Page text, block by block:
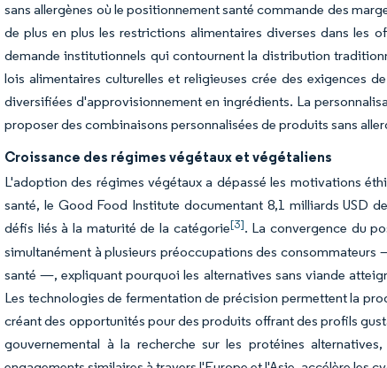
sans allergènes où le positionnement santé commande des
de plus en plus les restrictions alimentaires diverses dans les
demande institutionnels qui contournent la distribution
lois alimentaires culturelles et religieuses crée des exigences
diversifiées d'approvisionnement en ingrédients. La
proposer des combinaisons personnalisées de produits sans
Croissance des régimes végétaux et végétaliens
L'adoption des régimes végétaux a dépassé les motivations
santé, le Good Food Institute documentant 8,1 milliards USD
défis liés à la maturité de la catégorie[3]. La convergence du
simultanément à plusieurs préoccupations des
santé —, expliquant pourquoi les alternatives sans viande
Les technologies de fermentation de précision permettent la
créant des opportunités pour des produits offrant des profils
gouvernemental à la recherche sur les protéines